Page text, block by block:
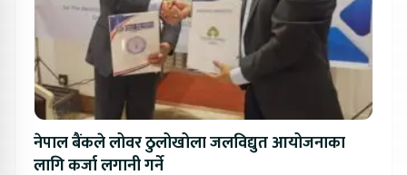
नेपाल बैंकले लोवर ठुलोखोला जलविद्युत आयोजनाका
लागि कर्जा लगानी गर्ने